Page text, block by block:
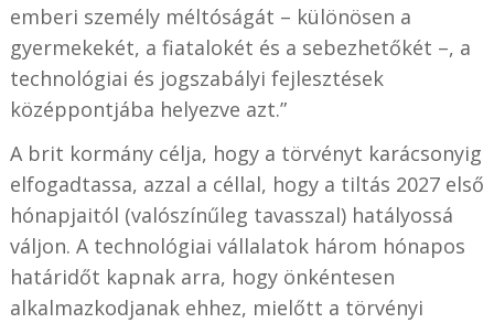
emberi személy méltóságát – különösen a
gyermekekét, a fiatalokét és a sebezhetőkét –, a
technológiai és jogszabályi fejlesztések
középpontjába helyezve azt.”
A brit kormány célja, hogy a törvényt karácsonyig
elfogadtassa, azzal a céllal, hogy a tiltás 2027 első
hónapjaitól (valószínűleg tavasszal) hatályossá
váljon. A technológiai vállalatok három hónapos
határidőt kapnak arra, hogy önkéntesen
alkalmazkodjanak ehhez, mielőtt a törvényi